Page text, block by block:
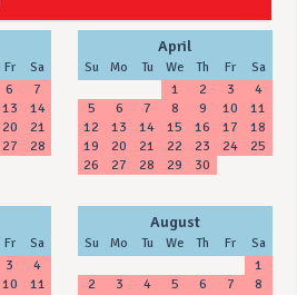
Fr Sa
6
7
13
14
20
21
27
28
April
Su Mo Tu We Th Fr Sa
1 2 3
4
5
6 7 8 9 10
11
12
13 14 15 16 17
18
19
20 21 22 23 24
25
26
27 28 29 30
Fr Sa
3
4
10
11
August
Su Mo Tu We Th Fr Sa
1
2
3 4 5 6 7
8